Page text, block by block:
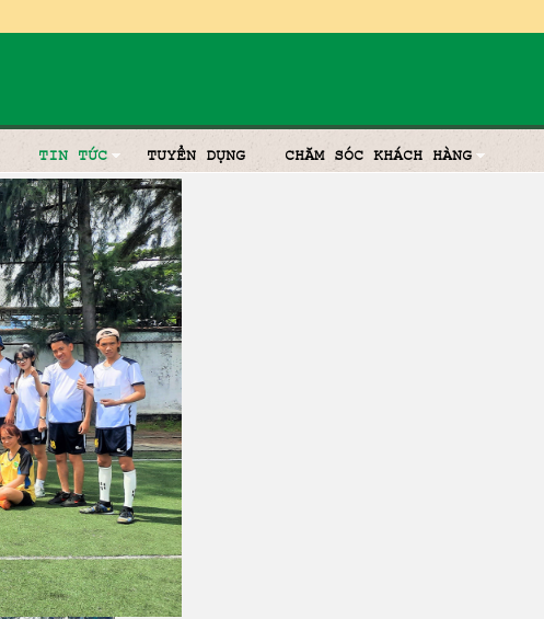
TIN TỨC TUYỂN DỤNG CHĂM SÓC KHÁCH HÀNG